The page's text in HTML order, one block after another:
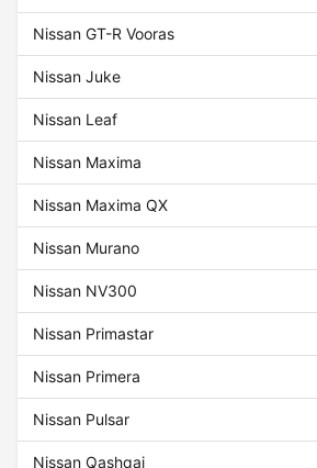
Nissan GT-R Vooras
Nissan Juke
Nissan Leaf
Nissan Maxima
Nissan Maxima QX
Nissan Murano
Nissan NV300
Nissan Primastar
Nissan Primera
Nissan Pulsar
Nissan Qashqai